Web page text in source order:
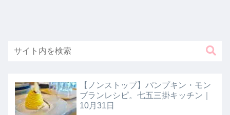
【ノンストップ】パンプキン・モン
ブランレシピ。七五三掛キッチン｜
10月31日